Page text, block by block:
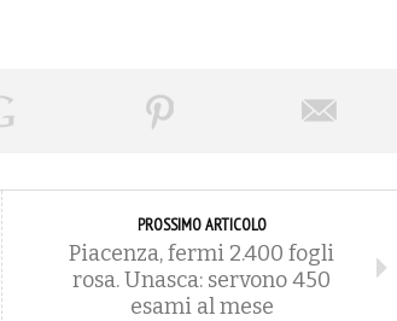
PROSSIMO ARTICOLO
Piacenza, fermi 2.400 fogli
rosa. Unasca: servono 450
esami al mese